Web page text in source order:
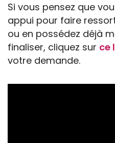
Si vous pensez que
appui pour faire
ou en possédez déjà
finaliser, cliquez sur ce
votre demande.